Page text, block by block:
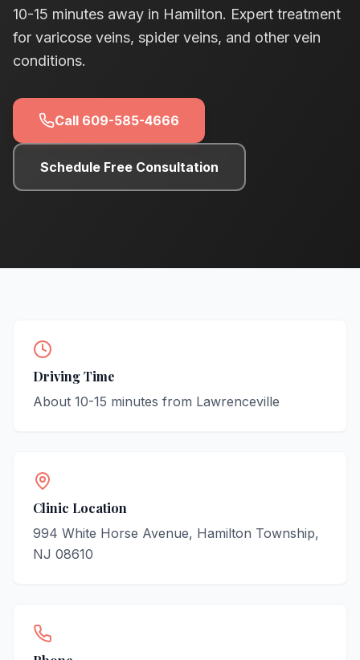
10-15 minutes away in Hamilton. Expert treatment
for varicose veins, spider veins, and other vein
conditions.
Call 609-585-4666
Schedule Free Consultation
Driving Time
About 10-15 minutes from Lawrenceville
Clinic Location
994 White Horse Avenue, Hamilton Township,
NJ 08610